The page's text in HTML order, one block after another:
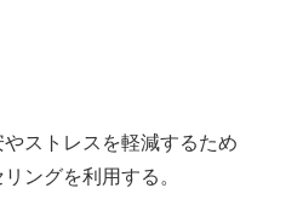
ストレスを軽減するため
ングを利用する。